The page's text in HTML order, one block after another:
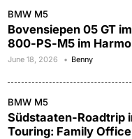
BMW M5
Bovensiepen 05 GT
800-PS-M5 im
June 18, 2026 Benny
BMW M5
Südstaaten-Roadtrip
Touring: Family